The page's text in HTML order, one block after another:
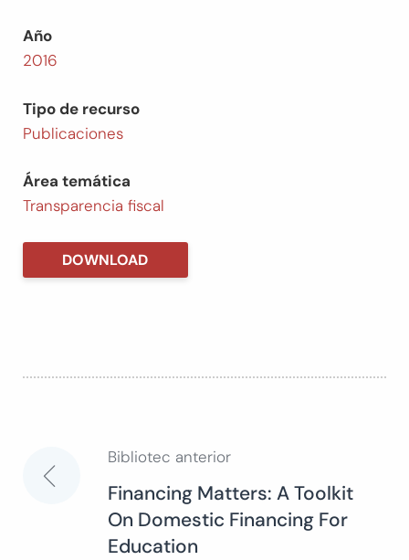
Año
2016
Tipo de recurso
Publicaciones
Área temática
Transparencia fiscal
DOWNLOAD
Navegación
Bibliotec anterior
Financing Matters: A Toolkit
On Domestic Financing For
Education